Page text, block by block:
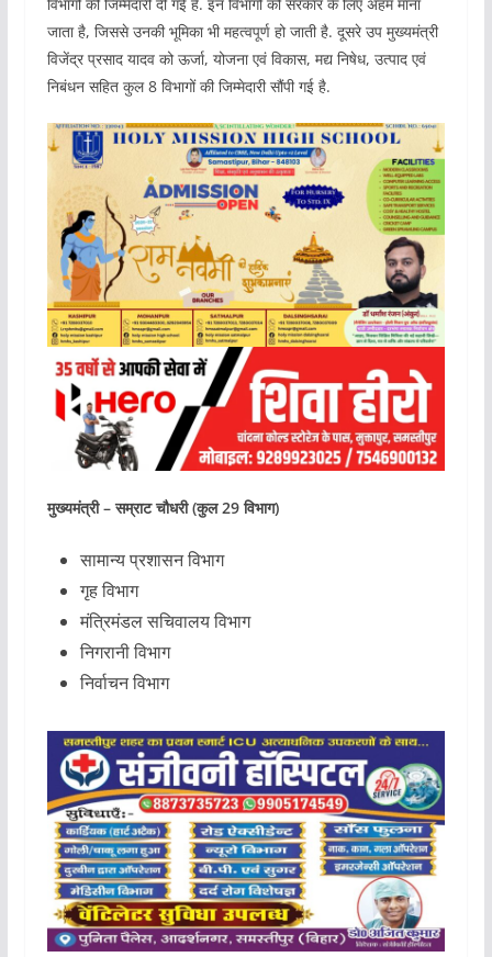
जाता है, जिससे उनकी भूमिका भी महत्वपूर्ण हो जाती है. दूसरे उप मुख्यमंत्री
विजेंद्र प्रसाद यादव को ऊर्जा, योजना एवं विकास, मद्य निषेध, उत्पाद एवं
निबंधन सहित कुल 8 विभागों की जिम्मेदारी सौंपी गई है.
मुख्यमंत्री – सम्राट चौधरी (कुल 29 विभाग)
सामान्य प्रशासन विभाग
गृह विभाग
मंत्रिमंडल सचिवालय विभाग
निगरानी विभाग
निर्वाचन विभाग